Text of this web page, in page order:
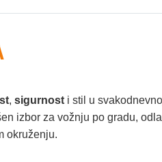
, sigurnost i stil u
izbor za vožnju po gradu,
okruženju.